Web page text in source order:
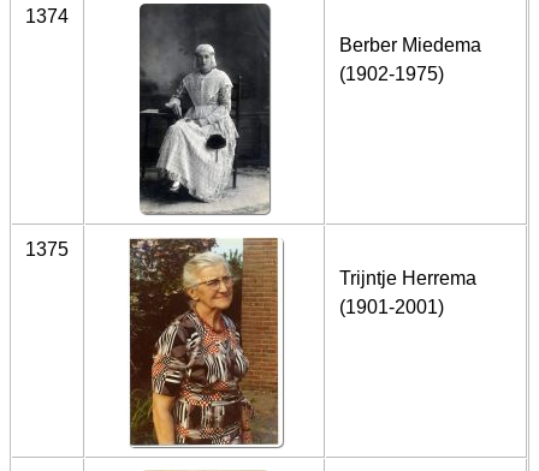
1374
Berber Miedema
(1902-1975)
1375
Trijntje Herrema
(1901-2001)